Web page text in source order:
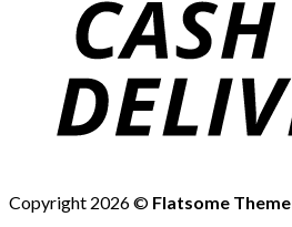
Copyright 2026 © Flatsome Theme